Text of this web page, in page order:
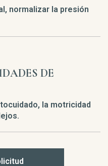
normalizar la presión
DE
la motricidad